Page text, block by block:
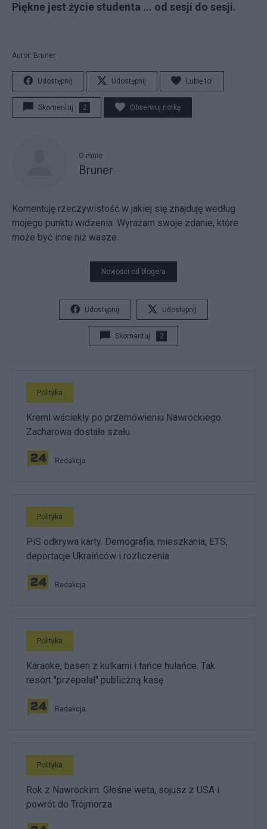
Piękne jest życie studenta ... od sesji do sesji.
Autor: Bruner
Udostępnij Udostępnij Lubię to!
Skomentuj 2 Obserwuj notkę
O mnie
Bruner
Komentuję rzeczywistość w jakiej się znajduję według
mojego punktu widzenia. Wyrażam swoje zdanie, które
może być inne niż wasze.
Nowości od blogera
Udostępnij Udostępnij
Skomentuj 2
Polityka
Kreml wściekły po przemówieniu Nawrockiego.
Zacharowa dostała szału
Redakcja
Polityka
PiS odkrywa karty. Demografia, mieszkania, ETS,
deportacje Ukraińców i rozliczenia
Redakcja
Polityka
Karaoke, basen z kulkami i tańce hulańce. Tak
resort "przepalał" publiczną kasę
Redakcja
Polityka
Rok z Nawrockim. Głośne weta, sojusz z USA i
powrót do Trójmorza